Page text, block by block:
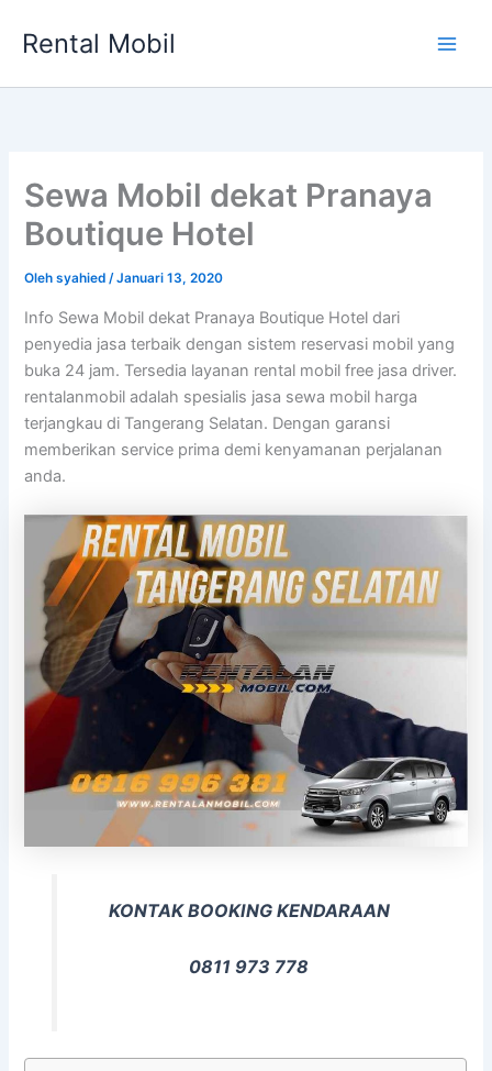
Rental Mobil
Sewa Mobil dekat Pranaya
Boutique Hotel
Olehsyahied/Januari 13, 2020
Info Sewa Mobil dekat Pranaya Boutique Hotel dari
penyedia jasa terbaik dengan sistem reservasi mobil yang
buka 24 jam. Tersedia layanan rental mobil free jasa driver.
rentalanmobil adalah spesialis jasa sewa mobil harga
terjangkau di Tangerang Selatan. Dengan garansi
memberikan service prima demi kenyamanan perjalanan
anda.
KONTAK BOOKING KENDARAAN
0811 973 778